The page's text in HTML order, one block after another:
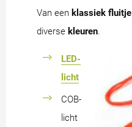
Van een klassiek fluitje
diverse kleuren
LED-
licht
COB-
licht